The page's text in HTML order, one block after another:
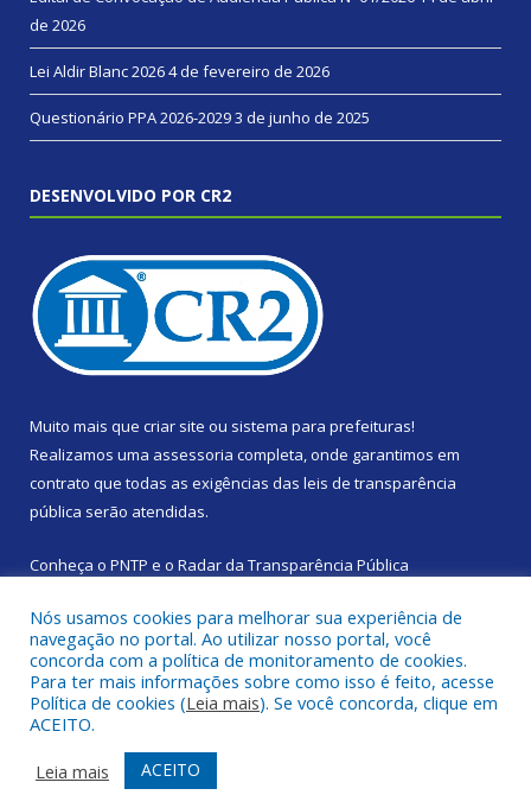
de 2026
Lei Aldir Blanc 20264 de fevereiro de 2026
Questionário PPA 2026-20293 de junho de 2025
DESENVOLVIDO POR CR2
Muito mais que criar site ou sistema para prefeituras!
Realizamos uma assessoria completa, onde garantimos em
contrato que todas as exigências das leis de transparência
pública serão atendidas.
Conheça o PNTP e o Radar da Transparência Pública
Todos os direitos reservados a Prefeitura Municipal de Santa
Izabel do Pará.
Mapa do Site
Acessar Área Administrativa
Acessar Webmail
Nós usamos cookies para melhorar sua experiência de
navegação no portal. Ao utilizar nosso portal, você
concorda com a política de monitoramento de cookies.
Para ter mais informações sobre como isso é feito, acesse
Política de cookies (Leia mais). Se você concorda, clique em
ACEITO.
Leia mais
ACEITO